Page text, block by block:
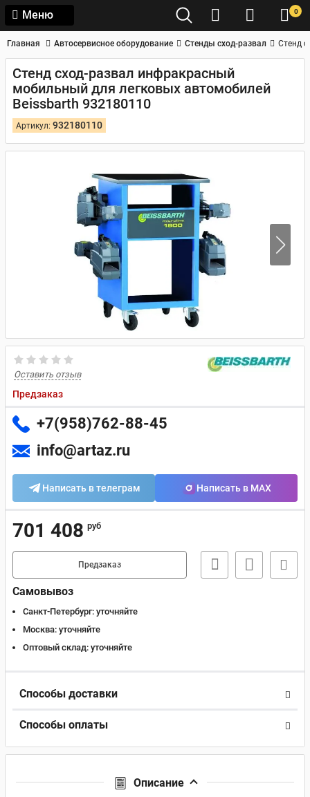
Меню 0
Главная Автосервисное оборудование Стенды сход-развал Стенд
Стенд сход-развал инфракрасный
мобильный для легковых автомобилей
Beissbarth 932180110
Артикул: 932180110
Оставить отзыв
Предзаказ
+7(958)762-88-45
info@artaz.ru
Написать в телеграм Написать в MAX
701 408 руб
Предзаказ
Самовывоз
Санкт-Петербург: уточняйте
Москва: уточняйте
Оптовый склад: уточняйте
Способы доставки
Способы оплаты
Описание